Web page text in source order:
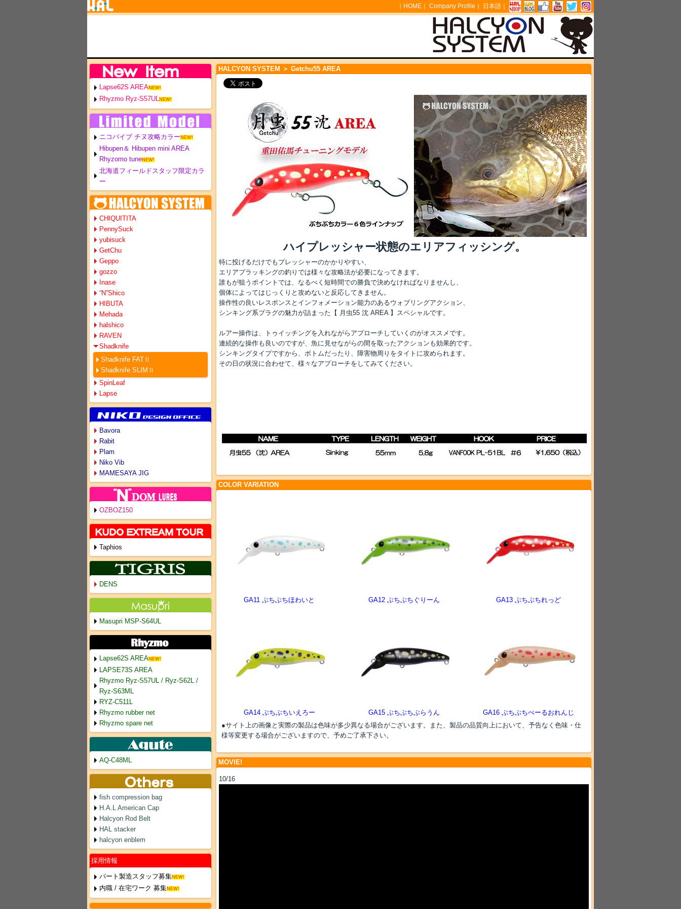
｜ HOME ｜ Company Profile ｜ 日本語 ｜
HALCYON SYSTEM ＞ Getchu55 AREA
ハイプレッシャー状態のエリアフィッシング。
特に投げるだけでもプレッシャーのかかりやすい、
エリアプラッキングの釣りでは様々な攻略法が必要になってきます。
誰もが狙うポイントでは、なるべく短時間での勝負で決めなければなりませんし、
個体によってはじっくりと攻めないと反応してきません。
操作性の良いレスポンスとインフォメーション能力のあるウォブリングアクション、
シンキング系プラグの魅力が詰まった【 月虫55 沈 AREA 】スペシャルです。
ルアー操作は、トゥイッチングを入れながらアプローチしていくのがオススメです。
連続的な操作も良いのですが、魚に見せながらの間を取ったアクションも効果的です。
シンキングタイプですから、ボトムだったり、障害物周りをタイトに攻められます。
その日の状況に合わせて、様々なアプローチをしてみてください。
COLOR VARIATION
GA11 ぶちぶちほわいと GA12 ぶちぶちぐりーん GA13 ぶちぶちれっど
GA14 ぶちぶちいえろー GA15 ぶちぶちぶらうん
GA16 ぶちぶちぺーるおれんじ
●サイト上の画像と実際の製品は色味が多少異なる場合がございます。また、製品の品質向上において、予告なく色味・仕
様等変更する場合がございますので、予めご了承下さい。
MOVIE!
10/16
Lapse62S AREANEW!
Rhyzmo Ryz-S57ULNEW!
ニコバイブ チヌ攻略カラー NEW!
Hibupen＆ Hibupen mini AREA
Rhyzomo tuneNEW!
北海道フィールドスタッフ限定カラ
ー
CHIQUITITA
PennySuck
yubisuck
GetChu
Geppo
gozzo
Inase
“N”Shico
HIBUTA
Mehada
halshico
RAVEN
Shadknife
Shadknife FATⅡ
Shadknife SLIMⅡ
SpinLeaf
Lapse
Bavora
Rabit
Plam
Niko Vib
MAMESAYA JIG
OZBOZ150
Taphios
DENS
Masupri MSP-S64UL
Lapse62S AREANEW!
LAPSE73S AREA
Rhyzmo Ryz-S57UL / Ryz-S62L /
Ryz-S63ML
RYZ-C511L
Rhyzmo rubber net
Rhyzmo spare net
AQ-C48ML
fish compression bag
H.A.L American Cap
Halcyon Rod Belt
HAL stacker
halcyon enblem
採用情報
パート製造スタッフ募集NEW!
内職 / 在宅ワーク 募集NEW!